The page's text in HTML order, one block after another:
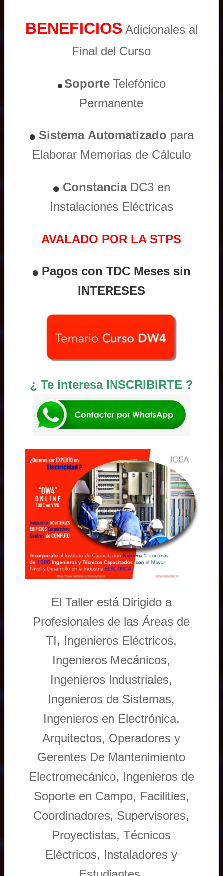
BENEFICIOS Adicionales al
Final del Curso
Soporte Telefónico
Permanente
Sistema Automatizado para
Elaborar Memorias de Cálculo
ConstanciaDC3 en
Instalaciones Eléctricas
AVALADO POR LA STPS
Pagos con TDC Meses sin
INTERESES
¿ Te interesa INSCRIBIRTE ?
El Taller está Dirigido a
Profesionales de las Áreas de
TI, Ingenieros Eléctricos,
Ingenieros Mecánicos,
Ingenieros Industriales,
Ingenieros de Sistemas,
Ingenieros en Electrónica,
Arquitectos, Operadores y
Gerentes De Mantenimiento
Electromecánico, Ingenieros de
Soporte en Campo, Facilities,
Coordinadores, Supervisores,
Proyectistas, Técnicos
Eléctricos, Instaladores y